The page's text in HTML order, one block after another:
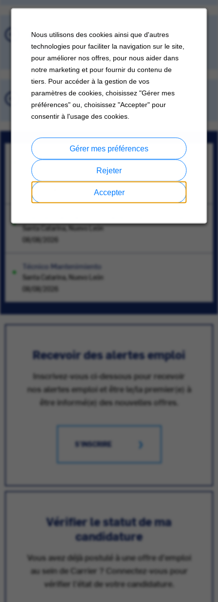
Nous utilisons des cookies ainsi que d'autres
technologies pour faciliter la navigation sur le site,
pour améliorer nos offres, pour nous aider dans
notre marketing et pour fournir du contenu de
tiers. Pour accéder à la gestion de vos
paramètres de cookies, choisissez "Gérer mes
préférences" ou, choisissez "Accepter" pour
consentir à l'usage des cookies.
Accepter
Rejeter
Gérer mes préférences
Offres d'emploi récemment
consultées
Emplois sauvegardés
HVAC Service Engineer- alle regio's van Nederland -
Carrier
07/10/2026
Santa Catarina, Nuevo León
08/08/2026
Técnico Mantenimiento
Santa Catarina, Nuevo León
08/08/2026
Recevoir des alertes emploi
Inscrivez-vous ci-dessous pour recevoir
nos alertes emploi et être le/la premier(e) à
être informé(e) des nouvelles offres.
S'INSCRIRE
Vérifier le statut de ma
candidature
Vous avez déjà postulé à une offre d'emploi
au sein de Carrier ? Connectez-vous pour
vérifier l'état de votre candidature.